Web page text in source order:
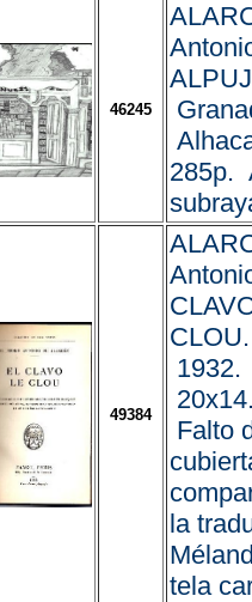
46245
285p.
49384
Falto
la
tela